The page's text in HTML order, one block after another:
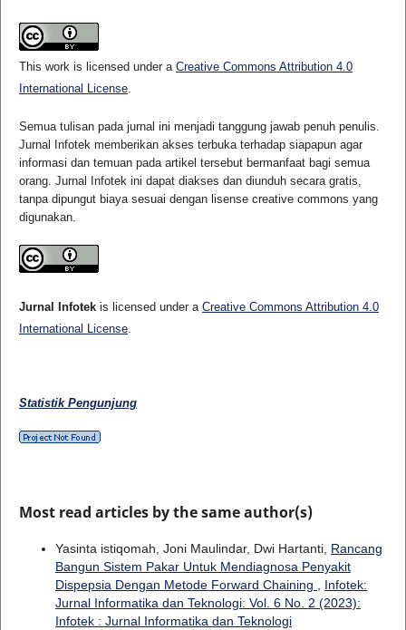
This work is licensed under a Creative Commons Attribution 4.0
International License.
Semua tulisan pada jurnal ini menjadi tanggung jawab penuh penulis.
Jurnal Infotek memberikan akses terbuka terhadap siapapun agar
informasi dan temuan pada artikel tersebut bermanfaat bagi semua
orang. Jurnal Infotek ini dapat diakses dan diunduh secara gratis,
tanpa dipungut biaya sesuai dengan lisense creative commons yang
digunakan.
Jurnal Infotekis licensed under a Creative Commons Attribution 4.0
International License.
Statistik Pengunjung
Most read articles by the same author(s)
Yasinta istiqomah, Joni Maulindar, Dwi Hartanti, Rancang
Bangun Sistem Pakar Untuk Mendiagnosa Penyakit
Dispepsia Dengan Metode Forward Chaining
Infotek:
Jurnal Informatika dan Teknologi: Vol. 6 No. 2 (2023):
Infotek : Jurnal Informatika dan Teknologi